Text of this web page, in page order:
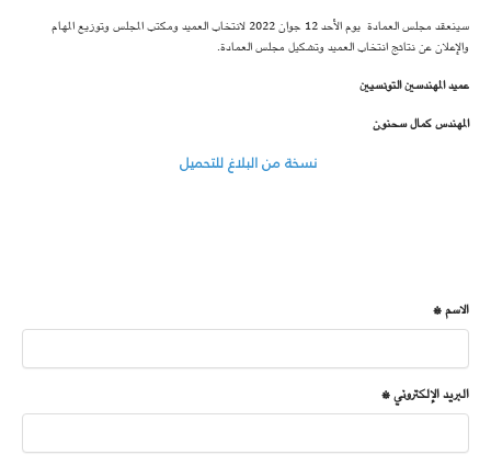
سينعقد مجلس العمادة يوم الأحد 12 جوان 2022 لانتخاب العميد ومكتب المجلس وتوزيع المهام
والإعلان عن نتائج انتخاب العميد وتشكيل مجلس العمادة.
عميد المهندسين التونسيين
المهندس كمال سحنون
نسخة من البلاغ للتحميل
الاسم *
البريد الإلكتروني *